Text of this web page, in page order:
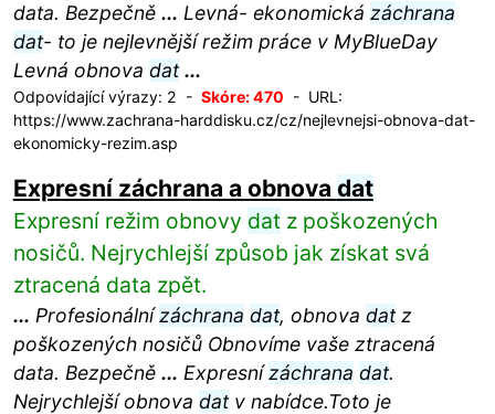
data. Bezpečně ... Levná- ekonomická záchrana
dat- to je nejlevnější režim práce v MyBlueDay
Levná obnova dat ...
Odpovídající výrazy: 2 - Skóre: 470 - URL:
https://www.zachrana-harddisku.cz/cz/nejlevnejsi-obnova-dat-
ekonomicky-rezim.asp
Expresní záchrana a obnova dat
Expresní režim obnovy datz poškozených
nosičů. Nejrychlejší způsob jak získat svá
ztracená data zpět.
... Profesionálnízáchrana dat, obnova datz
poškozených nosičů Obnovíme vaše ztracená
data. Bezpečně ... Expresnízáchrana dat.
Nejrychlejší obnova datv nabídce.Toto je